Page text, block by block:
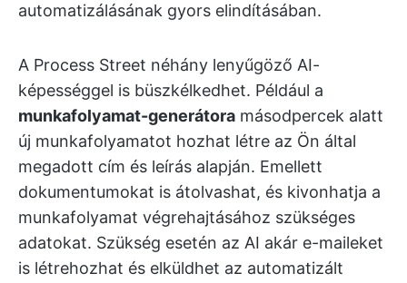
automatizálásának gyors elindításában.
A Process Street néhány lenyűgöző AI-
képességgel is büszkélkedhet. Például a
munkafolyamat-generátora másodpercek alatt
új munkafolyamatot hozhat létre az Ön által
megadott cím és leírás alapján. Emellett
dokumentumokat is átolvashat, és kivonhatja a
munkafolyamat végrehajtásához szükséges
adatokat. Szükség esetén az AI akár e-maileket
is létrehozhat és elküldhet az automatizált